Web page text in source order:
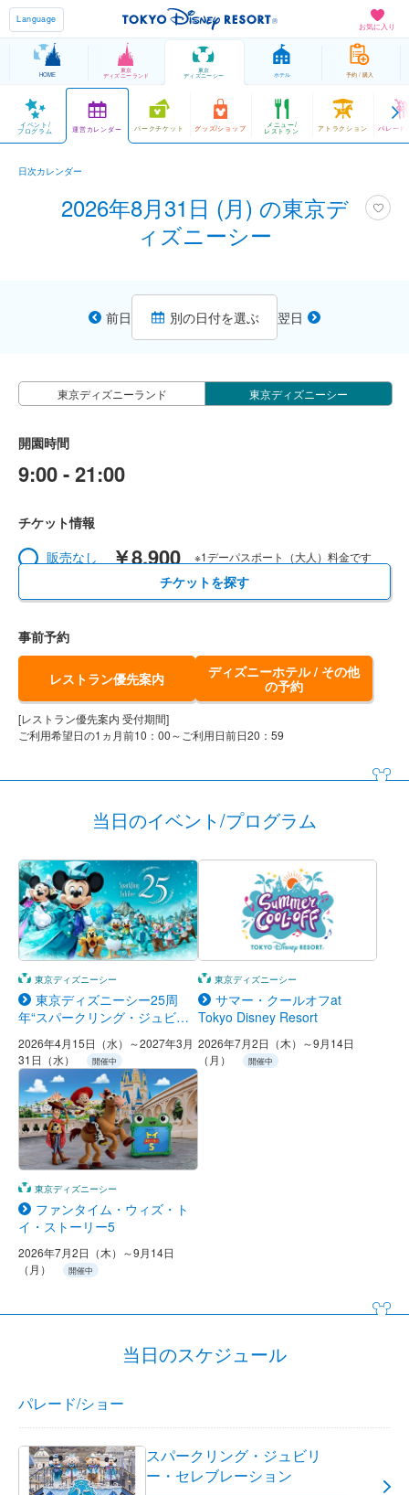
お気に入り
Language
HOME
東京
ディズニーランド
東京
ディズニーシー ホテル 予約 / 購入
イベント/
プログラム 運営カレンダー パークチケット グッズ/ショップ メニュー/
レストラン アトラクション パレード
日次カレンダー
2026年8月31日 (月) の東京デ
ィズニーシー
前日 別の日付を選ぶ 翌日
東京ディズニーランド 東京ディズニーシー
開園時間
9:00 - 21:00
チケット情報
販売なし
￥8,900 ※1デーパスポート（大人）料金です
チケットを探す
事前予約
レストラン優先案内
ディズニーホテル / その他
の予約
[レストラン優先案内 受付期間]
ご利用希望日の1ヵ月前10：00～ご利用日前日20：59
当日のイベント/プログラム
東京ディズニーシー
東京ディズニーシー25周
年“スパークリング・ジュビリ
2026年4月15日（水）～2027年3月
31日（水）
開催中
東京ディズニーシー
サマー・クールオフat
Tokyo Disney Resort
2026年7月2日（木）～9月14日
（月）
開催中
東京ディズニーシー
ファンタイム・ウィズ・ト
イ・ストーリー5
2026年7月2日（木）～9月14日
（月）
開催中
当日のスケジュール
パレード/ショー
スパークリング・ジュビリ
ー・セレブレーション